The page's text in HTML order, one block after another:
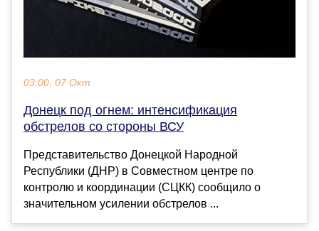
03:00, 07 Окт
Донецк под огнем: интенсификация
обстрелов со стороны ВСУ
Представительство Донецкой Народной
Республики (ДНР) в Совместном центре по
контролю и координации (СЦКК) сообщило о
значительном усилении обстрелов ...